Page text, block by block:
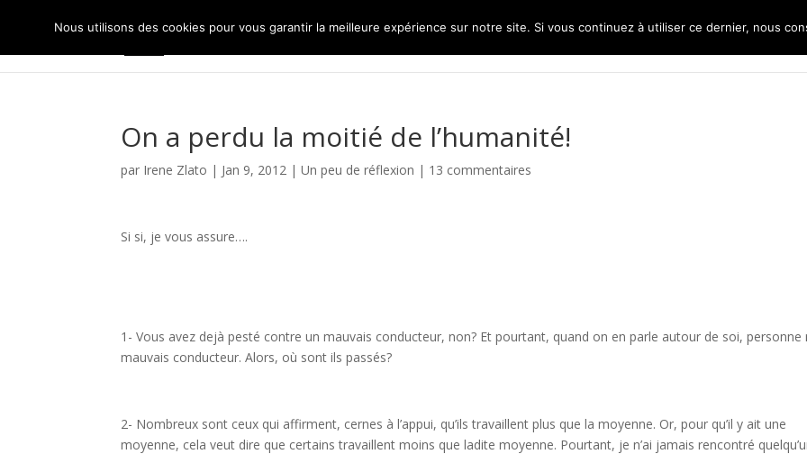
On a perdu la moitié de l’humanité!
par Irene Zlato | Jan 9, 2012 |Un peu de réflexion | 13 commentaires
Si si, je vous assure….
1- Vous avez dejà pesté contre un mauvais conducteur, non? Et pourtant, quand on en parle autour de soi, personne
mauvais conducteur. Alors, où sont ils passés?
2- Nombreux sont ceux qui affirment, cernes à l’appui, qu’ils travaillent plus que la moyenne. Or, pour qu’il y ait une
moyenne, cela veut dire que certains travaillent moins que ladite moyenne. Pourtant, je n’ai jamais rencontré
Nous utilisons des cookies pour vous garantir la meilleure expérience sur notre site. Si vous continuez à utiliser ce dernier, nous